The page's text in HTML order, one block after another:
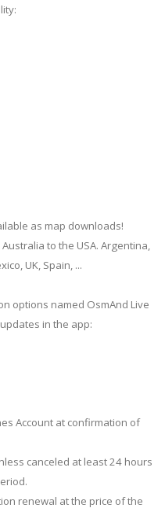
as map downloads!
to the USA. Argentina,
UK, Spain, ...
options named OsmAnd Live
in the app:
Account at confirmation of
canceled at least 24 hours
renewal at the price of the